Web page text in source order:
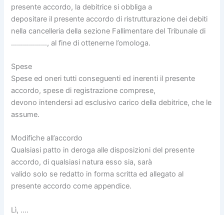
presente accordo, la debitrice si obbliga a
depositare il presente accordo di ristrutturazione dei debiti
nella cancelleria della sezione Fallimentare del Tribunale di
………………, al fine di ottenerne l’omologa.
Spese
Spese ed oneri tutti conseguenti ed inerenti il presente
accordo, spese di registrazione comprese,
devono intendersi ad esclusivo carico della debitrice, che le
assume.
Modifiche all’accordo
Qualsiasi patto in deroga alle disposizioni del presente
accordo, di qualsiasi natura esso sia, sarà
valido solo se redatto in forma scritta ed allegato al
presente accordo come appendice.
Lì, ….